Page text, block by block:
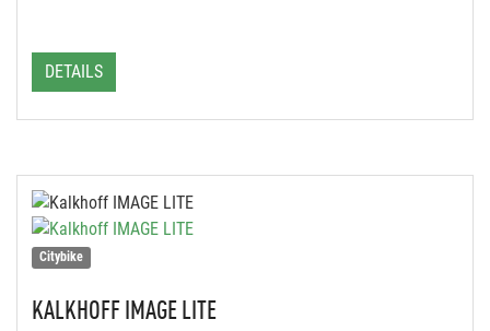
DETAILS
Citybike
KALKHOFFIMAGE LITE